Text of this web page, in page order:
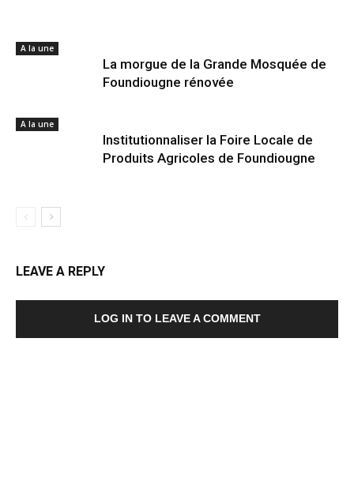
A la une
La morgue de la Grande Mosquée de
Foundiougne rénovée
A la une
Institutionnaliser la Foire Locale de
Produits Agricoles de Foundiougne
LEAVE A REPLY
LOG IN TO LEAVE A COMMENT